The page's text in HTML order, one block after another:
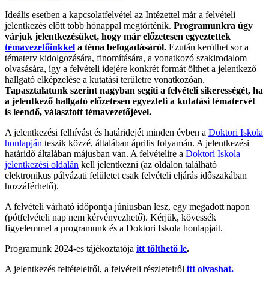
Ideális esetben a kapcsolatfelvétel az Intézettel már a felvételi
jelentkezés előtt több hónappal megtörténik. Programunkra úgy
várjuk jelentkezésüket, hogy már előzetesen egyeztettek
témavezetőinkkel a téma befogadásáról. Ezután kerülhet sor a
tématerv kidolgozására, finomítására, a vonatkozó szakirodalom
olvasására, így a felvételi idejére konkrét formát ölthet a jelentkező
hallgató elképzelése a kutatási területre vonatkozóan.
Tapasztalatunk szerint nagyban segíti a felvételi sikerességét, ha
a jelentkező hallgató előzetesen egyezteti a kutatási tématervét
is leendő, választott témavezetőjével.
A jelentkezési felhívást és határidejét minden évben a Doktori Iskola
honlapján teszik közzé, általában április folyamán. A jelentkezési
határidő általában májusban van. A felvételire a Doktori Iskola
jelentkezési oldalán kell jelentkezni (az oldalon található
elektronikus pályázati felületet csak felvételi eljárás időszakában
hozzáférhető).
A felvételi várható időpontja júniusban lesz, egy megadott napon
(pótfelvételi nap nem kérvényezhető). Kérjük, kövessék
figyelemmel a programunk és a Doktori Iskola honlapjait.
Programunk 2024-es tájékoztatója itt tölthető le.
A jelentkezés feltételeiről, a felvételi részleteiről itt olvashat.